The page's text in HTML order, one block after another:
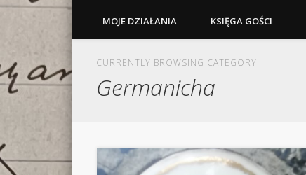
MOJE DZIAŁANIA KSIĘGA GOŚCI
CURRENTLY BROWSING CATEGORY
Germanicha